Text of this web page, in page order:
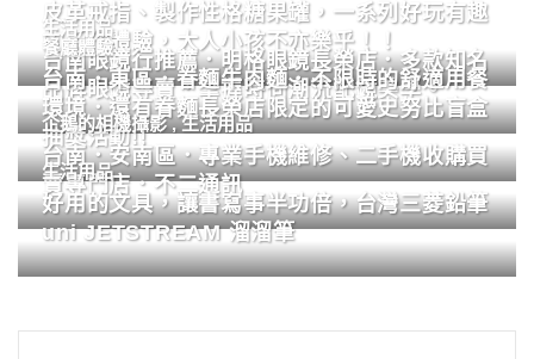
皮革戒指、製作性格糖果罐，一系列好玩有趣
的手作體驗，大人小孩不亦樂乎！！
生活用品
台南眼鏡行推薦．明格眼鏡長榮店．多款知名
品牌眼鏡專賣．掌握時尚潮流配鏡美學。
餐廳體驗
台南．東區．眷麵牛肉麵．不限時的舒適用餐
環境．還有眷麵長榮店限定的可愛史努比盲盒
抽獎活動!!
企鵝的相機攝影,生活用品
台南．安南區．專業手機維修、二手機收購買
賣專門店．不二通訊
生活用品
好用的文具，讓書寫事半功倍，台灣三菱鉛筆
uni JETSTREAM 溜溜筆